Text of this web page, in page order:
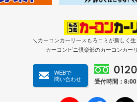
＼カーコンカーリースもろコミが新しく
カーコンビニ倶楽部のカーコンカー
WEBで
問い合わせ
受付時間：